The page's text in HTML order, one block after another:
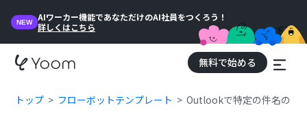
NEW
AIワーカー機能であなただけのAI社員をつくろう！
詳しくはこちら
無料で始める
トップ フローボットテンプレート Outlookで特定の件名のメ